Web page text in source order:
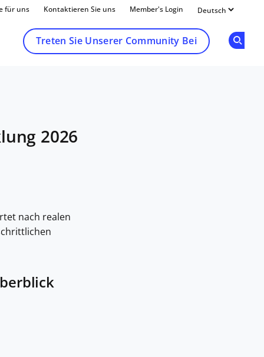
für uns Kontaktieren Sie uns Member's Login
Treten Sie Unserer Community Bei
2026
nach realen